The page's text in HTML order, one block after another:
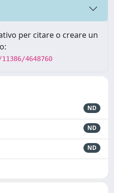
per citare o creare un
4648760
ND
ND
ND